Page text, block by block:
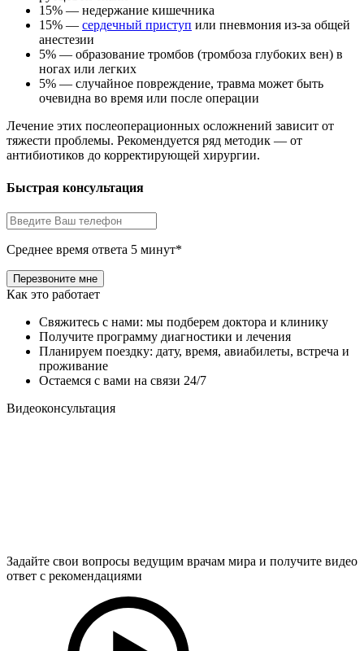
15% — недержание кишечника
15% — сердечный приступ или пневмония из-за общей
анестезии
5% — образование тромбов (тромбоза глубоких вен) в
ногах или легких
5% — случайное повреждение, травма может быть
очевидна во время или после операции
Лечение этих послеоперационных осложнений зависит от
тяжести проблемы. Рекомендуется ряд методик — от
антибиотиков до корректирующей хирургии.
Быстрая консультация
Среднее время ответа 5 минут*
Как это работает
Свяжитесь с нами: мы подберем доктора и клинику
Получите программу диагностики и лечения
Планируем поездку: дату, время, авиабилеты, встреча и
проживание
Остаемся с вами на связи 24/7
Видеоконсультация
Задайте свои вопросы ведущим врачам мира и получите видео
ответ с рекомендациями